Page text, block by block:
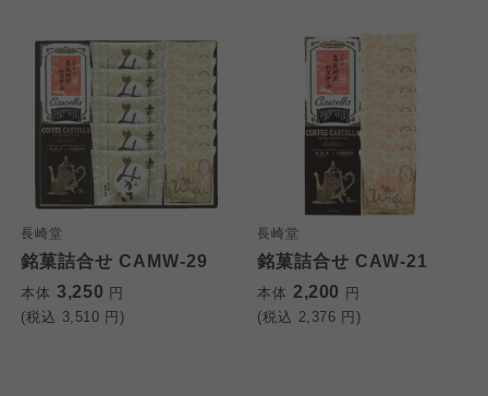
長崎堂
銘菓詰合せ CAMW-29
本体 3,250 円
(税込 3,510 円)
長崎堂
銘菓詰合せ CAW-21
本体 2,200 円
(税込 2,376 円)